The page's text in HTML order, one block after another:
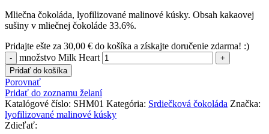
Mliečna čokoláda, lyofilizované malinové kúsky. Obsah kakaovej
sušiny v mliečnej čokoláde 33.6%.
Pridajte ešte za 30,00 € do košíka a získajte doručenie zdarma! :)
množstvo Milk Heart
Pridať do košíka
Porovnať
Pridať do zoznamu želaní
Katalógové číslo: SHM01 Kategória: Srdiečková čokoláda Značka:
lyofilizované malinové kúsky
Zdieľať: